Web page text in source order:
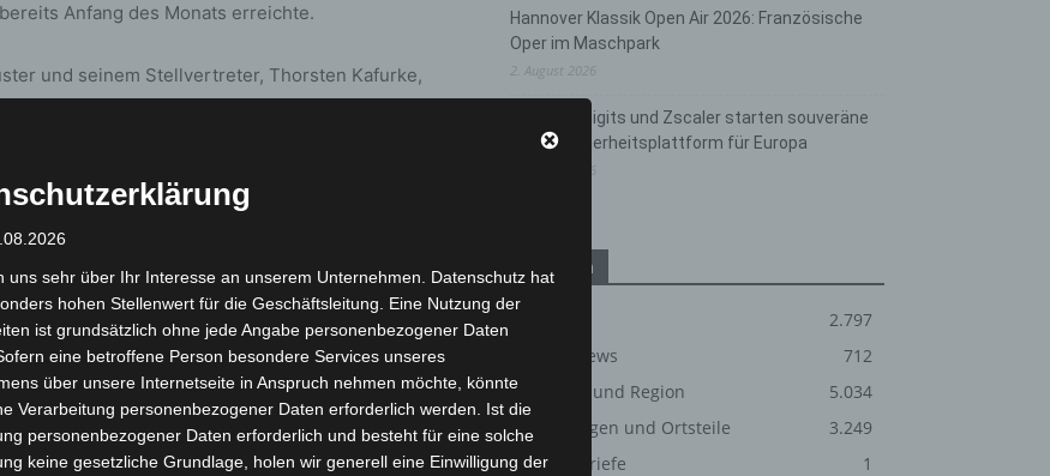
Anfang des Monats erreichte.
und seinem Stellvertreter, Thorsten Kafurke,
in der Vorweihnachtszeit
Von der Spende profitieren die
Geschäftsführer Jahn auch an das
für Ausbildungsdienste oder realitätsnahe
Algorithmen, wie zum Beispiel das
Brandgeschehen, das Schlauchmanagement
Es muss viel trainiert werden, damit
er zu tun hat.
Hannover Klassik Open Air 2026: Französische
Oper im Maschpark
2. August 2026
Schwarz Digits und Zscaler starten souveräne
Cloud-Sicherheitsplattform für Europa
Kategorien
2.797
Corona-News
712
Hannover und Region
5.034
Langenhagen und Ortsteile
3.249
Leserbriefe
1
uns sehr über Ihr Interesse an unserem Unternehmen. Datenschutz hat
hohen Stellenwert für die Geschäftsleitung. Eine Nutzung der
ist grundsätzlich ohne jede Angabe personenbezogener Daten
eine betroffene Person besondere Services unseres
über unsere Internetseite in Anspruch nehmen möchte, könnte
Verarbeitung personenbezogener Daten erforderlich werden. Ist die
personenbezogener Daten erforderlich und besteht für eine solche
keine gesetzliche Grundlage, holen wir generell eine Einwilligung der